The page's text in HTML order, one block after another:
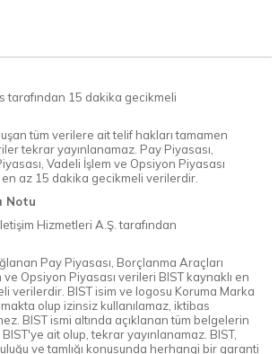
tarafından 15 dakika gecikmeli
tüm verilere ait telif hakları tamamen
tekrar yayınlanamaz. Pay Piyasası,
Vadeli İşlem ve Opsiyon Piyasası
az 15 dakika gecikmeli verilerdir.
Notu
Hizmetleri A.Ş. tarafından
Pay Piyasası, Borçlanma Araçları
ve Opsiyon Piyasası verileri BIST kaynaklı en
verilerdir. BIST isim ve logosu Koruma Marka
olup izinsiz kullanılamaz, iktibas
BIST ismi altında açıklanan tüm belgelerin
ait olup, tekrar yayınlanamaz. BIST,
ve tamlığı konusunda herhangi bir garanti